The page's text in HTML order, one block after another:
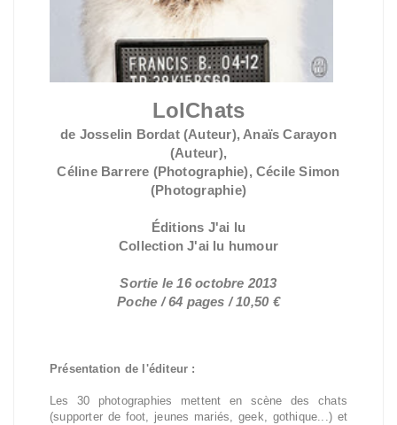
LolChats
de Josselin Bordat (Auteur), Anaïs Carayon
(Auteur),
Céline Barrere (Photographie), Cécile Simon
(Photographie)
Éditions J'ai lu
Collection J'ai lu humour
Sortie le 16 octobre 2013
Poche / 64 pages / 10,50 €
Présentation de l'éditeur :
Les 30 photographies mettent en scène des chats
(supporter de foot, jeunes mariés, geek, gothique...) et